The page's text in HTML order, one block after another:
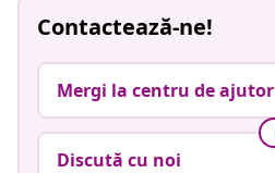
Contactează-ne!
Mergi la centru de ajutor
Discută cu noi